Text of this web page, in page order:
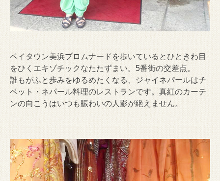
ベイタウン美浜プロムナードを歩いているとひときわ目
をひくエキゾチックなたたずまい。5番街の交差点。
誰もがふと歩みをゆるめたくなる、ジャイネパールはチ
ベット・ネパール料理のレストランです。真紅のカーテ
ンの向こうはいつも賑わいの人影が絶えません。